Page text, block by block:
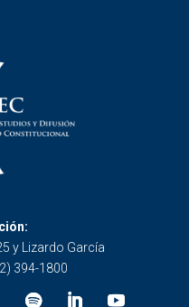
y Lizardo García
394-1800